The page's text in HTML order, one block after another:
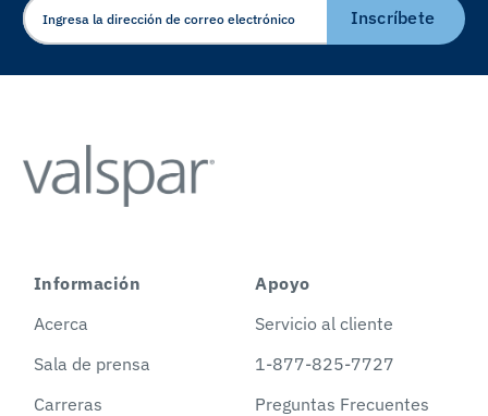
ELECTRÓNICO
Inscríbete
Información
Acerca
Sala de prensa
Carreras
Apoyo
Servicio al cliente
1-877-825-7727
Preguntas Frecuentes